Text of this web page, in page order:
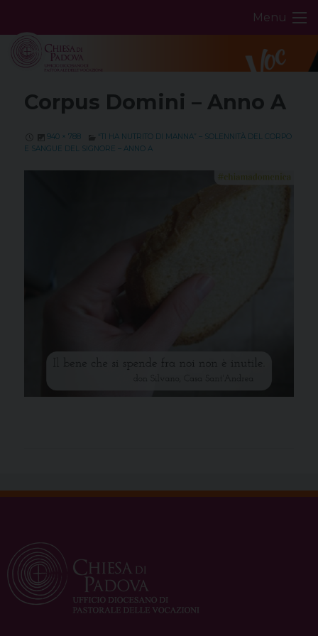
content
Menu
Corpus Domini – Anno A
940 × 788
“TI HA NUTRITO DI MANNA” – SOLENNITÀ DEL CORPO
E SANGUE DEL SIGNORE – ANNO A